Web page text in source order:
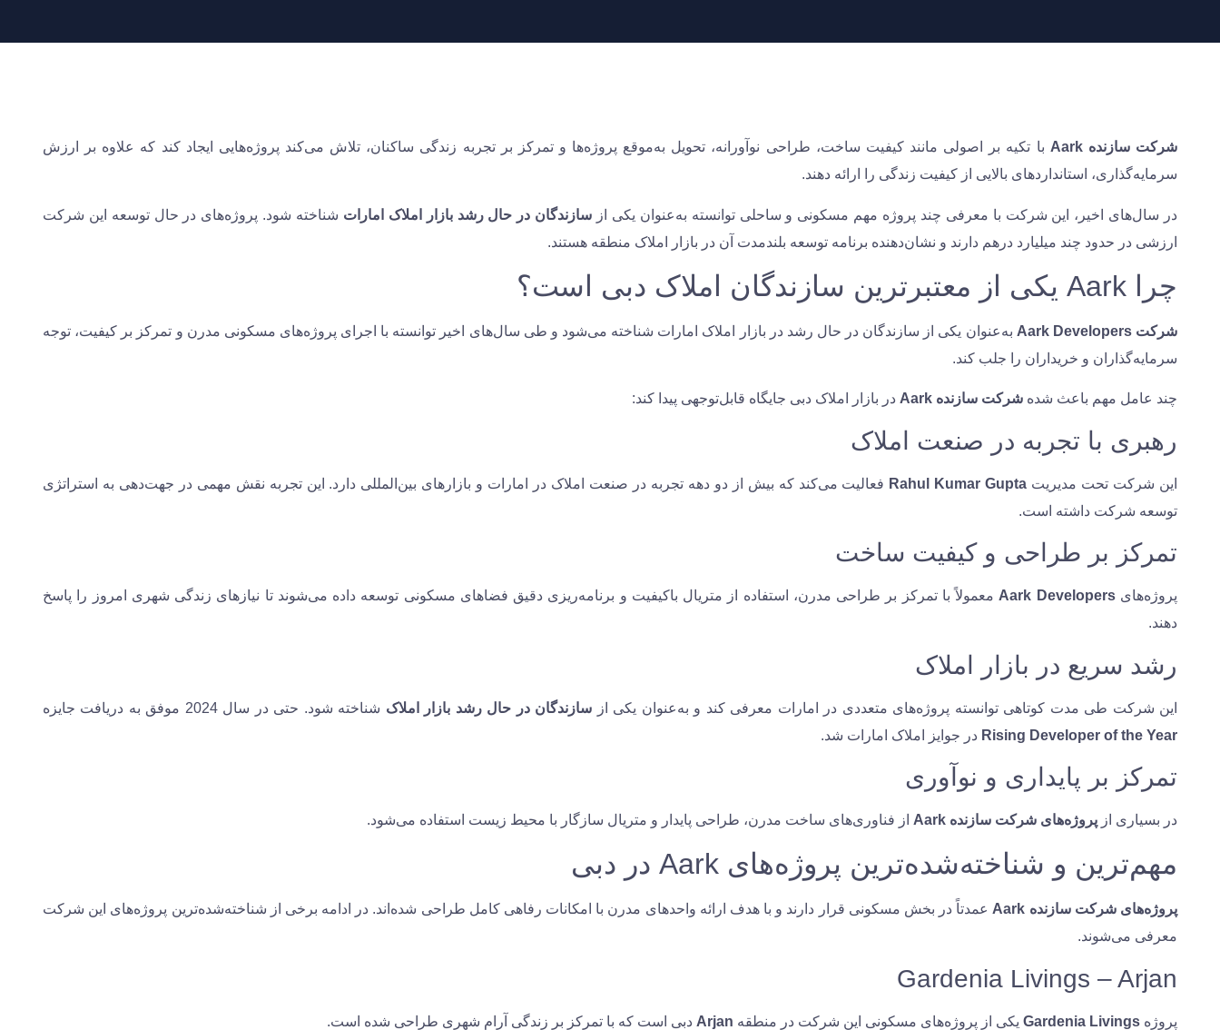
شرکت سازنده Aark
با تکیه بر اصولی مانند کیفیت ساخت، طراحی نوآورانه، تحویل به‌موقع پروژه‌ها و تمرکز بر تجربه زندگی ساکنان، تلاش می‌کند پروژه‌هایی ایجاد کند که علاوه بر ارزش
سرمایه‌گذاری، استانداردهای بالایی از کیفیت زندگی را ارائه دهند.
در سال‌های اخیر، این شرکت با معرفی چند پروژه مهم مسکونی و ساحلی توانسته به‌عنوان یکی از سازندگان در حال رشد بازار املاک امارات شناخته شود. پروژه‌های در حال توسعه این شرکت
ارزشی در حدود چند میلیارد درهم دارند و نشان‌دهنده برنامه توسعه بلندمدت آن در بازار املاک منطقه هستند.
چرا Aark یکی از معتبرترین سازندگان املاک دبی است؟
شرکت Aark Developers
به‌عنوان یکی از سازندگان در حال رشد در بازار املاک امارات شناخته می‌شود و طی سال‌های اخیر توانسته با اجرای پروژه‌های مسکونی مدرن و تمرکز بر کیفیت، توجه
سرمایه‌گذاران و خریداران را جلب کند.
چند عامل مهم باعث شده شرکت سازنده Aark در بازار املاک دبی جایگاه قابل‌توجهی پیدا کند:
رهبری با تجربه در صنعت املاک
این شرکت تحت مدیریت Rahul Kumar Gupta فعالیت می‌کند که بیش از دو دهه تجربه در صنعت املاک در امارات و بازارهای بین‌المللی دارد. این تجربه نقش مهمی در جهت‌دهی به استراتژی
توسعه شرکت داشته است.
تمرکز بر طراحی و کیفیت ساخت
پروژه‌هایAark Developers معمولاً با تمرکز بر طراحی مدرن، استفاده از متریال باکیفیت و برنامه‌ریزی دقیق فضاهای مسکونی توسعه داده می‌شوند تا نیازهای زندگی شهری امروز را پاسخ
دهند.
رشد سریع در بازار املاک
این شرکت طی مدت کوتاهی توانسته پروژه‌های متعددی در امارات معرفی کند و به‌عنوان یکی از سازندگان در حال رشد بازار املاک شناخته شود. حتی در سال 2024 موفق به دریافت جایزه
Rising Developer of the Year در جوایز املاک امارات شد.
تمرکز بر پایداری و نوآوری
در بسیاری از پروژه‌های شرکت سازنده Aark از فناوری‌های ساخت مدرن، طراحی پایدار و متریال سازگار با محیط زیست استفاده می‌شود.
مهم‌ترین و شناخته‌شده‌ترین پروژه‌های Aark در دبی
پروژه‌های شرکت سازنده Aark
عمدتاً در بخش مسکونی قرار دارند و با هدف ارائه واحدهای مدرن با امکانات رفاهی کامل طراحی شده‌اند. در ادامه برخی از شناخته‌شده‌ترین پروژه‌های این شرکت
معرفی می‌شوند.
Gardenia Livings – Arjan
پروژه Gardenia Livings یکی از پروژه‌های مسکونی این شرکت در منطقه Arjan دبی است که با تمرکز بر زندگی آرام شهری طراحی شده است.